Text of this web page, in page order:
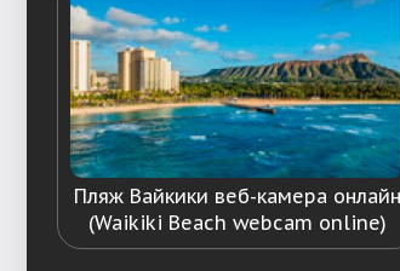
Пляж Вайкики веб-камера онлайн
(Waikiki Beach webcam online)